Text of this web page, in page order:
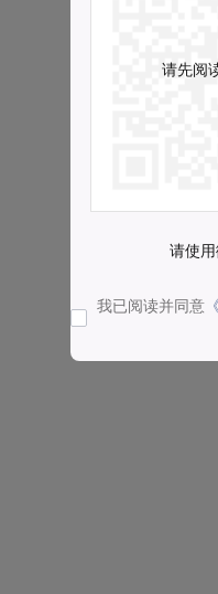
请先阅
请使
我已阅读并同意